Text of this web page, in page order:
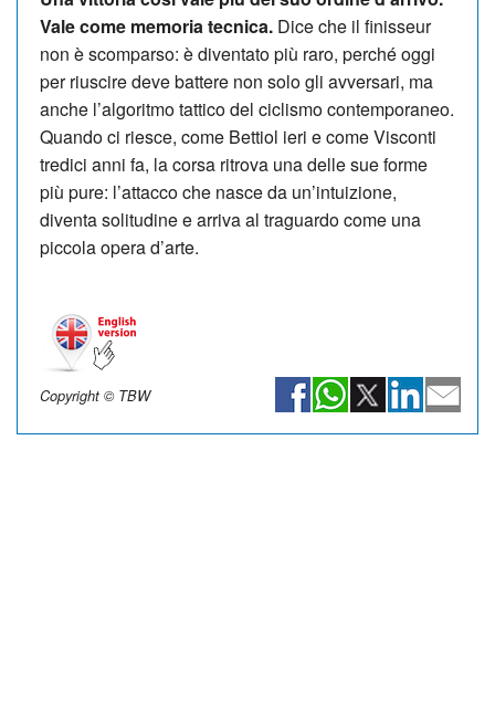
Vale come memoria tecnica. Dice che il finisseur
non è scomparso: è diventato più raro, perché oggi
per riuscire deve battere non solo gli avversari, ma
anche l’algoritmo tattico del ciclismo contemporaneo.
Quando ci riesce, come Bettiol ieri e come Visconti
tredici anni fa, la corsa ritrova una delle sue forme
più pure: l’attacco che nasce da un’intuizione,
diventa solitudine e arriva al traguardo come una
piccola opera d’arte.
Copyright © TBW